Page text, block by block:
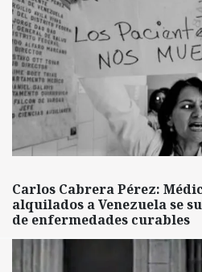
Carlos Cabrera Pérez:
alquilados a Venezuela se
de enfermedades curables